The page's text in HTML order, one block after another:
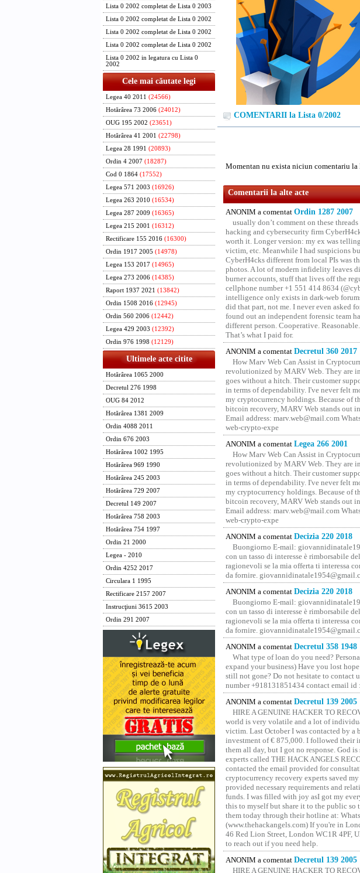
Lista 0 2002 completat de Lista 0 2003
Lista 0 2002 completat de Lista 0 2002
Lista 0 2002 completat de Lista 0 2002
Lista 0 2002 completat de Lista 0 2002
Lista 0 2002 in legatura cu Lista 0
2002
Cele mai căutate legi
Legea 40 2011 (24566)
Hotărârea 73 2006 (24012)
OUG 195 2002 (23651)
Hotărârea 41 2001 (22798)
Legea 28 1991 (20893)
Ordin 4 2007 (18287)
Cod 0 1864 (17552)
Legea 571 2003 (16926)
Legea 263 2010 (16534)
Legea 287 2009 (16365)
Legea 215 2001 (16312)
Rectificare 155 2016 (16300)
Ordin 1917 2005 (14978)
Legea 153 2017 (14965)
Legea 273 2006 (14385)
Raport 1937 2021 (13842)
Ordin 1508 2016 (12945)
Ordin 560 2006 (12442)
Legea 429 2003 (12392)
Ordin 976 1998 (12129)
Ultimele acte citite
Hotărârea 1065 2000
Decretul 276 1998
OUG 84 2012
Hotărârea 1381 2009
Ordin 4088 2011
Ordin 676 2003
Hotărârea 1002 1995
Hotărârea 969 1990
Hotărârea 245 2003
Hotărârea 729 2007
Decretul 149 2007
Hotărârea 758 2003
Hotărârea 754 1997
Ordin 21 2000
Legea - 2010
Ordin 4252 2017
Circulara 1 1995
Rectificare 2157 2007
Instrucţiuni 3615 2003
Ordin 291 2007
COMENTARII la Lista 0/2002
Momentan nu exista niciun comentariu
Comentarii la alte acte
ANONIM a comentat Ordin 1287 2007
usually don’t comment on these
hacking and cybersecurity firm
worth it. Longer version: my ex was
victim, etc. Meanwhile I had suspicions
CyberH4cks different from local PIs was
photos. A lot of modern infidelity leaves
burner accounts, stuff that lives off the
cellphone number +1 551 414 8634
intelligence only exists in dark-web
did that part, not me. I never even asked
found out an independent forensic team
different person. Cooperative.
That’s what I paid for.
ANONIM a comentat Decretul 360 2017
How Marv Web Can Assist in
revolutionized by MARV Web. They are
goes without a hitch. Their customer
in terms of dependability. I've never felt
my cryptocurrency holdings. Because of
bitcoin recovery, MARV Web stands out
Email address: marv.web@mail.com
web-crypto-expe
ANONIM a comentat Legea 266 2001
How Marv Web Can Assist in
revolutionized by MARV Web. They are
goes without a hitch. Their customer
in terms of dependability. I've never felt
my cryptocurrency holdings. Because of
bitcoin recovery, MARV Web stands out
Email address: marv.web@mail.com
web-crypto-expe
ANONIM a comentat Decizia 220 2018
Buongiorno E-mail:
con un tasso di interesse è rimborsabile
ragionevoli se la mia offerta ti interessa
da fornire.
ANONIM a comentat Decizia 220 2018
Buongiorno E-mail:
con un tasso di interesse è rimborsabile
ragionevoli se la mia offerta ti interessa
da fornire.
ANONIM a comentat Decretul 358 1948
What type of loan do you need?
expand your business) Have you lost
still not gone? Do not hesitate to contact
number +918131851434 contact email
ANONIM a comentat Decretul 139 2005
HIRE A GENUINE HACKER TO
world is very volatile and a lot of
victim. Last October I was contacted by
investment of € 875,000. I followed their
them all day, but I got no response. God
experts called THE HACK ANGELS
contacted the email provided for
cryptocurrency recovery experts saved
provided necessary requirements and
funds. I was filled with joy asI got my
this to myself but share it to the public so
them today through their hotline at:
(www.thehackangels.com) If you're in
46 Red Lion Street, London WC1R 4PF,
to reach out if you need help.
ANONIM a comentat Decretul 139 2005
HIRE A GENUINE HACKER TO